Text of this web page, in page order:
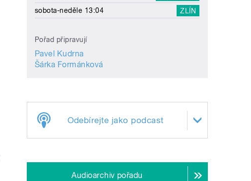
sobota-neděle 13:04
ZLÍN
Pořad připravují
Pavel Kudrna
Šárka Formánková
Odebírejte jako podcast
Audioarchiv pořadu